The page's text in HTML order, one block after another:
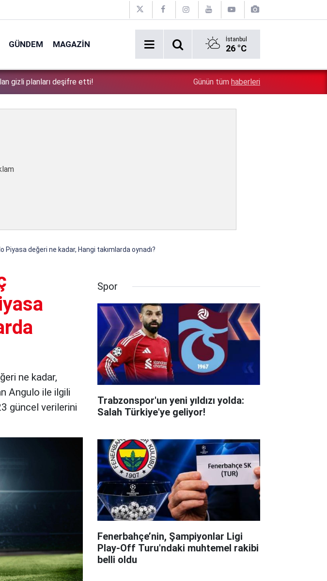
GÜNDEM MAGAZIN İstanbul
26 °C
gizli planları deşifre etti!
Bakan Gürlek tek tek açıkladı: Çerçeve yasa'dan
Günün tüm haberleri
değeri ne kadar, Hangi takımlarda oynadı?
ne kadar,
Angulo ile ilgili
güncel verilerini
Spor
Trabzonspor'un yeni yıldızı yolda:
Salah Türkiye'ye geliyor!
Fenerbahçe’nin, Şampiyonlar Ligi
Play-Off Turu'ndaki muhtemel rakibi
belli oldu